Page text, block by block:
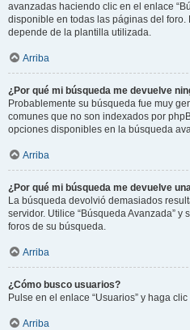
avanzadas haciendo clic en el enlace
disponible en todas las páginas del
depende de la plantilla utilizada.
Arriba
¿Por qué mi búsqueda me devuelve
Probablemente su búsqueda fue muy
comunes que no son indexados por
opciones disponibles en la búsqueda
Arriba
¿Por qué mi búsqueda me devuelve
La búsqueda devolvió demasiados
servidor. Utilice “Búsqueda Avanzada”
foros de su búsqueda.
Arriba
¿Cómo busco usuarios?
Pulse en el enlace “Usuarios” y haga
Arriba